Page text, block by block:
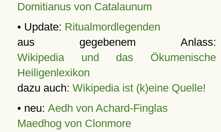
Domitianus von Catalaunum
• Update: Ritualmordlegenden
aus gegebenem Anlass:
Wikipedia und das Ökumenische
Heiligenlexikon
dazu auch: Wikipedia ist (k)eine Quelle!
• neu: Aedh von Achard-Finglas
Maedhog von Clonmore